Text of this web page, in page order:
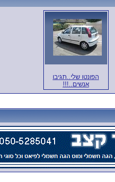
הפונטו שלי..תגיבו
אנשים..!!!